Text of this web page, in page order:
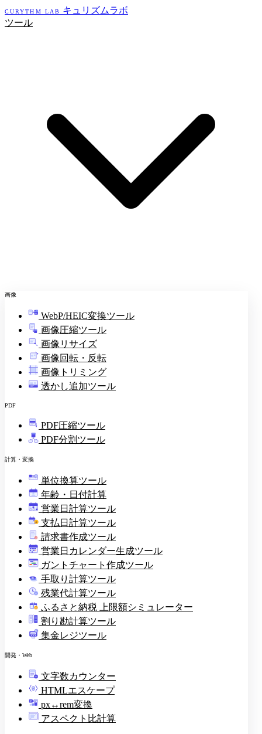
CURYTHM LAB
キュリズムラボ
ツール
画像
WebP/HEIC変換ツール
画像圧縮ツール
画像リサイズ
画像回転・反転
画像トリミング
透かし追加ツール
PDF
PDF圧縮ツール
PDF分割ツール
計算・変換
単位換算ツール
年齢・日付計算
営業日計算ツール
¥ 支払日計算ツール
印
請求書作成ツール
営業日カレンダー生成ツール
ガントチャート作成ツール
手取り計算ツール
残業代計算ツール
ふるさと納税 上限額シミュレーター
割り勘計算ツール
集金レジツール
開発・Web
文字数カウンター
HTMLエスケープ
px↔rem変換
アスペクト比計算